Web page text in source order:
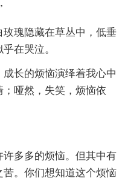
瑰隐藏在草丛中，低垂
在哭泣。
长的烦恼演绎着我心中
哑然，失笑，烦恼依
多多的烦恼。但其中有
。你们想知道这个烦恼